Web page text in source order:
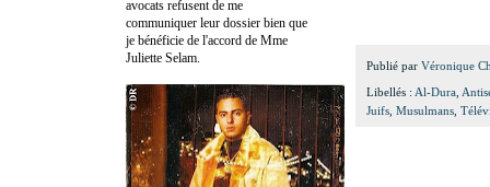
Publié par Véronique
Libellés : Al-Dura
Juifs Musulmans
avocats refusent de me
communiquer leur dossier bien que
je bénéficie de l'accord de Mme
Juliette Selam.